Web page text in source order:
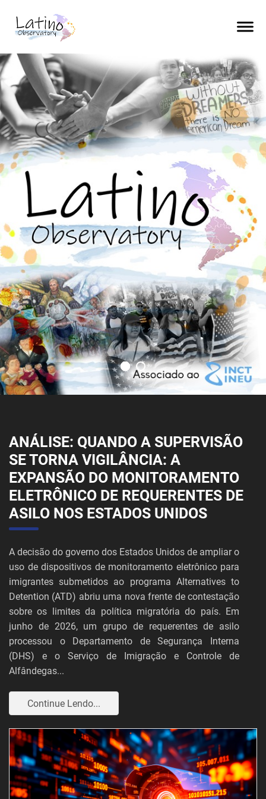
ANÁLISE: QUANDO A SUPERVISÃO
SE TORNA VIGILÂNCIA: A
EXPANSÃO DO MONITORAMENTO
ELETRÔNICO DE REQUERENTES DE
ASILO NOS ESTADOS UNIDOS
A decisão do governo dos Estados Unidos de ampliar o
uso de dispositivos de monitoramento eletrônico para
imigrantes submetidos ao programa Alternatives to
Detention (ATD) abriu uma nova frente de contestação
sobre os limites da política migratória do país. Em
junho de 2026, um grupo de requerentes de asilo
processou o Departamento de Segurança Interna
(DHS) e o Serviço de Imigração e Controle de
Alfândegas...
Continue Lendo...